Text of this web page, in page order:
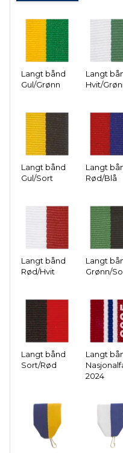
Langt bånd
Gul/Grønn
Langt
Hvit/
Langt bånd
Gul/Sort
Langt
Rød/Blå
Langt bånd
Rød/Hvit
Langt
Grønn/
Langt bånd
Sort/Rød
Langt
2024